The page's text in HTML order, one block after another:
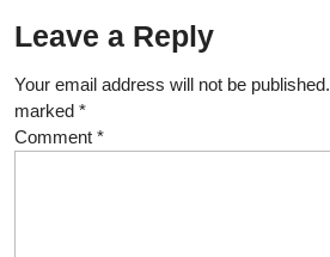
Leave a Reply
Your email address will not be published.
marked *
Comment *